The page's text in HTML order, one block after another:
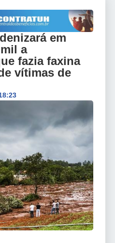
em
a
fazia faxina
vítimas de